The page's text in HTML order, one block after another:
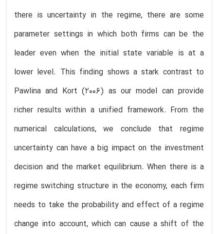
there is uncertainty in the regime, there are some
parameter settings in which both firms can be the
leader even when the initial state variable is at a
lower level. This finding shows a stark contrast to
Pawlina and Kort (2006) as our model can provide
richer results within a unified framework. From the
numerical calculations, we conclude that regime
uncertainty can have a big impact on the investment
decision and the market equilibrium. When there is a
regime switching structure in the economy, each firm
needs to take the probability and effect of a regime
change into account, which can cause a shift of the